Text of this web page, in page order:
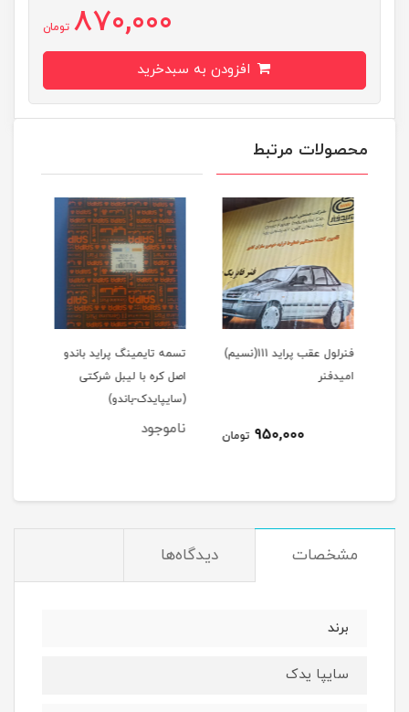
870,000 تومان
محصولات مرتبط
فنرلول عقب پراید 111(نسیم)
امیدفنر
950,000 تومان
تسمه تایمینگ پراید باندو
اصل کره با لیبل شرکتی
(سایپایدک-باندو)
ناموجود
مشخصات دیدگاه‌ها
برند
سایپا یدک